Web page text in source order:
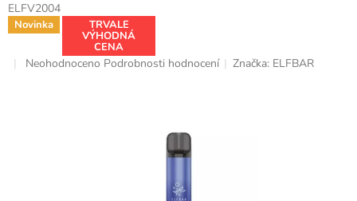
ELFV2004
Novinka TRVALE
VÝHODNÁ
CENA
Průměrné
Neohodnoceno Podrobnosti hodnocení Značka: ELFBAR